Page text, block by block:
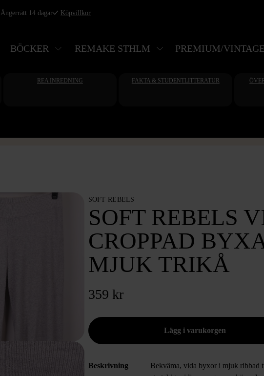
Ångerrätt 14 dagar Köpvillkor
BÖCKER REMAKE STHLM PREMIUM/VINTAGE
REA INREDNING FAKTA & STUDENTLITTERATUR
SOFT REBELS
SOFT REBELS
CROPPAD
MJUK TRIKÅ
359 kr
Beskrivning
Bekväma, vida byxor i mjuk ribbad